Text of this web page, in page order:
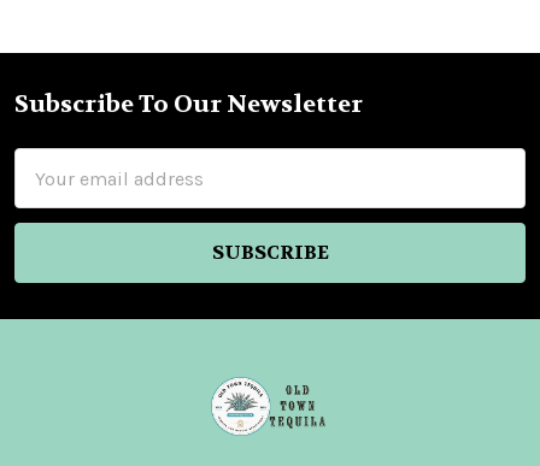
Footer
Subscribe To Our Newsletter
Address